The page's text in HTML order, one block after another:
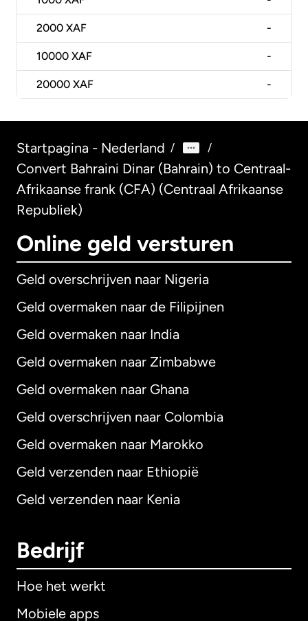
2000 XAF -
10000 XAF -
20000 XAF -
Startpagina - Nederland / /
Convert Bahraini Dinar (Bahrain) to Centraal-
Afrikaanse frank (CFA) (Centraal Afrikaanse
Republiek)
Online geld versturen
Geld overschrijven naar Nigeria
Geld overmaken naar de Filipijnen
Geld overmaken naar India
Geld overmaken naar Zimbabwe
Geld overmaken naar Ghana
Geld overschrijven naar Colombia
Geld overmaken naar Marokko
Geld verzenden naar Ethiopië
Geld verzenden naar Kenia
Bedrijf
Hoe het werkt
Mobiele apps